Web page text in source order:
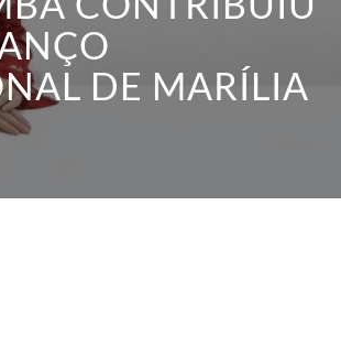
DE MARÍLIA